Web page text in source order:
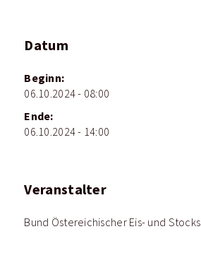
Datum
Beginn:
06.10.2024 - 08:00
Ende:
06.10.2024 - 14:00
Veranstalter
Bund Östereichischer Eis- und